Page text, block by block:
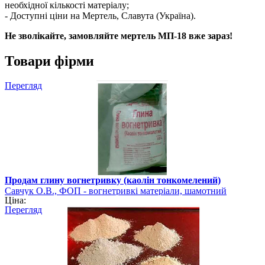
необхідної кількості матеріалу;
- Доступні ціни на Мертель, Славута (Україна).
Не зволікайте, замовляйте мертель МП-18 вже зараз!
Товари фірми
Перегляд
Продам глину вогнетривку (каолін тонкомелений)
Савчук О.В., ФОП - вогнетривкі матеріали, шамотний
порошок Хмельницька область
Ціна:
Перегляд